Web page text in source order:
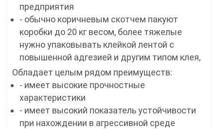
предприятия
- обычно коричневым скотчем пакуют
коробки до 20 кг весом, более тяжелые
нужно упаковывать клейкой лентой с
повышенной адгезией и другим типом клея,
Обладает целым рядом преимуществ:
- имеет высокие прочностные
характеристики
- имеет высокий показатель устойчивости
при нахождении в агрессивной среде